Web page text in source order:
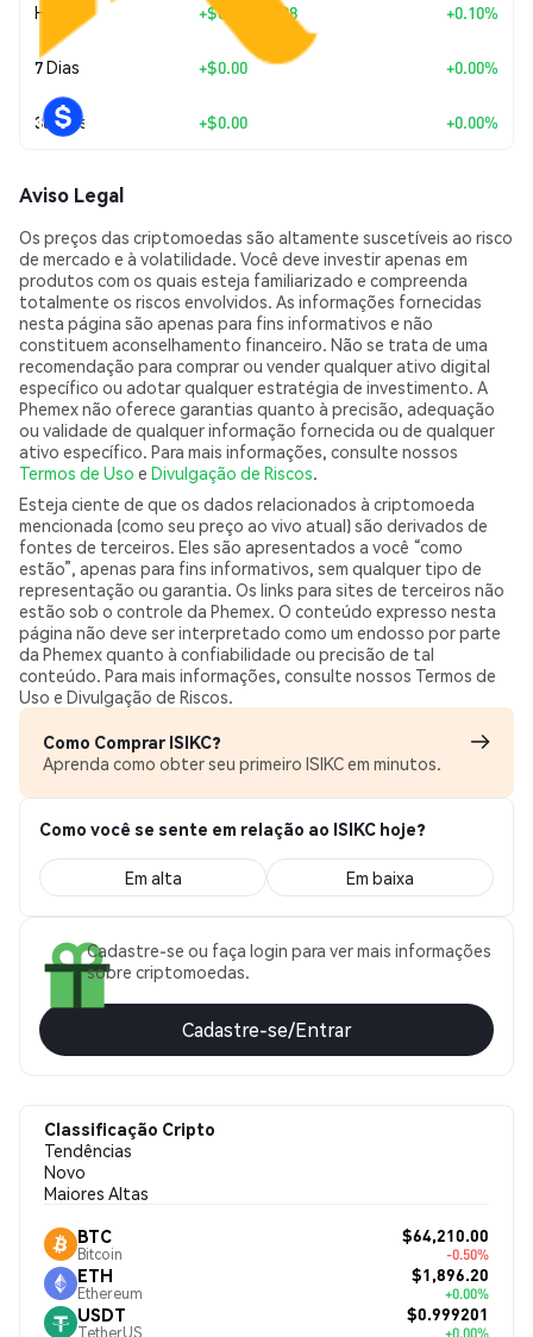
Hoje +$0.00023038 +0.10%
7 Dias +$0.00 +0.00%
30 Dias +$0.00 +0.00%
Aviso Legal
Os preços das criptomoedas são altamente suscetíveis ao risco
de mercado e à volatilidade. Você deve investir apenas em
produtos com os quais esteja familiarizado e compreenda
totalmente os riscos envolvidos. As informações fornecidas
nesta página são apenas para fins informativos e não
constituem aconselhamento financeiro. Não se trata de uma
recomendação para comprar ou vender qualquer ativo digital
específico ou adotar qualquer estratégia de investimento. A
Phemex não oferece garantias quanto à precisão, adequação
ou validade de qualquer informação fornecida ou de qualquer
ativo específico. Para mais informações, consulte nossos
Termos de Uso e Divulgação de Riscos.
Esteja ciente de que os dados relacionados à criptomoeda
mencionada (como seu preço ao vivo atual) são derivados de
fontes de terceiros. Eles são apresentados a você “como
estão”, apenas para fins informativos, sem qualquer tipo de
representação ou garantia. Os links para sites de terceiros não
estão sob o controle da Phemex. O conteúdo expresso nesta
página não deve ser interpretado como um endosso por parte
da Phemex quanto à confiabilidade ou precisão de tal
conteúdo. Para mais informações, consulte nossos Termos de
Uso e Divulgação de Riscos.
Como Comprar ISIKC?
Aprenda como obter seu primeiro ISIKC em minutos.
Como você se sente em relação ao ISIKC hoje?
Em alta Em baixa
Cadastre-se ou faça login para ver mais informações
sobre criptomoedas.
Cadastre-se/Entrar
Classificação Cripto
Tendências
Novo
Maiores Altas
BTC
Bitcoin
$64,210.00
-0.50%
ETH
Ethereum
$1,896.20
+0.00%
USDT
TetherUS
$0.999201
+0.00%